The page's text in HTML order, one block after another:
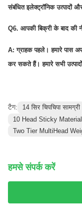
संबंधित इलेक्ट्रॉनिक उत्पादों
Q6. आपकी बिक्री के बाद की
A: ग्राहक पहले। हमारे पास
कर सकते हैं। हमारे सभी उत्पादों
टैग:
14 सिर चिपचिपा सामग्री
10 Head Sticky
Two Tier MultiHead
हमसे संपर्क करें